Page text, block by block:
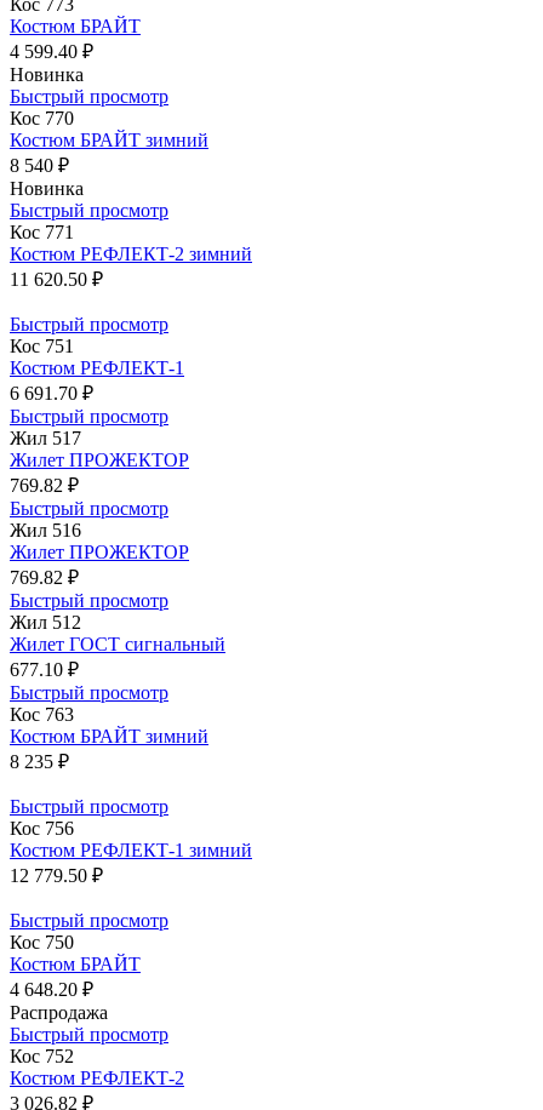
Кос 773
Костюм БРАЙТ
4 599.40 ₽
Новинка
Быстрый просмотр
Кос 770
Костюм БРАЙТ зимний
8 540 ₽
Новинка
Быстрый просмотр
Кос 771
Костюм РЕФЛЕКТ-2 зимний
11 620.50 ₽
Быстрый просмотр
Кос 751
Костюм РЕФЛЕКТ-1
6 691.70 ₽
Быстрый просмотр
Жил 517
Жилет ПРОЖЕКТОР
769.82 ₽
Быстрый просмотр
Жил 516
Жилет ПРОЖЕКТОР
769.82 ₽
Быстрый просмотр
Жил 512
Жилет ГОСТ сигнальный
677.10 ₽
Быстрый просмотр
Кос 763
Костюм БРАЙТ зимний
8 235 ₽
Быстрый просмотр
Кос 756
Костюм РЕФЛЕКТ-1 зимний
12 779.50 ₽
Быстрый просмотр
Кос 750
Костюм БРАЙТ
4 648.20 ₽
Распродажа
Быстрый просмотр
Кос 752
Костюм РЕФЛЕКТ-2
3 026.82 ₽